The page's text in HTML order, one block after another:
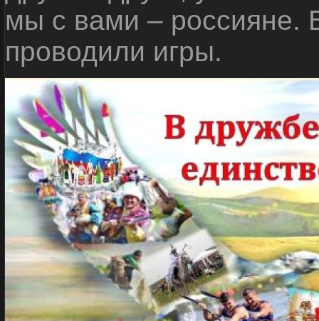
мы с вами – россияне.
проводили игры.